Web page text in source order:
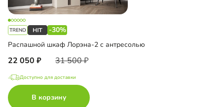
-30%
Распашной шкаф Лорэна-2 с антресолью
22 050 31 500
Доступно для доставки
В корзину